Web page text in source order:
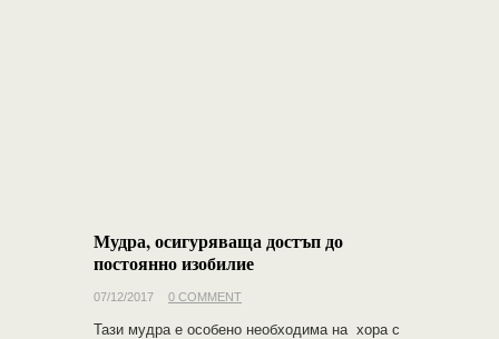
Мудра, осигуряваща достъп до
постоянно изобилие
07/12/2017 0 COMMENT
Тази мудра е особено необходима на хора с